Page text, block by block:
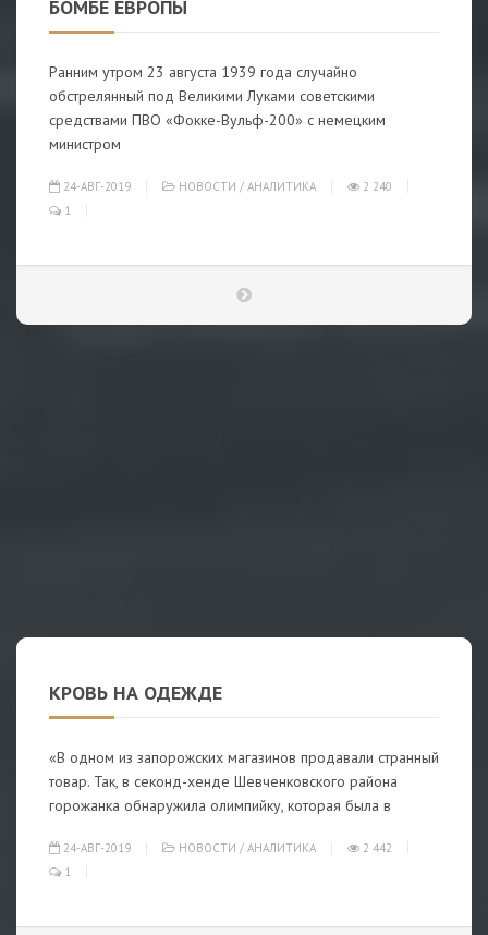
БОМБЕ ЕВРОПЫ
Ранним утром 23 августа 1939 года случайно
обстрелянный под Великими Луками советскими
средствами ПВО «Фокке-Вульф-200» с немецким
министром
24-АВГ-2019 НОВОСТИ / АНАЛИТИКА
2 240
1
КРОВЬ НА ОДЕЖДЕ
«В одном из запорожских магазинов продавали странный
товар. Так, в секонд-хенде Шевченковского района
горожанка обнаружила олимпийку, которая была в
24-АВГ-2019 НОВОСТИ / АНАЛИТИКА
2 442
1